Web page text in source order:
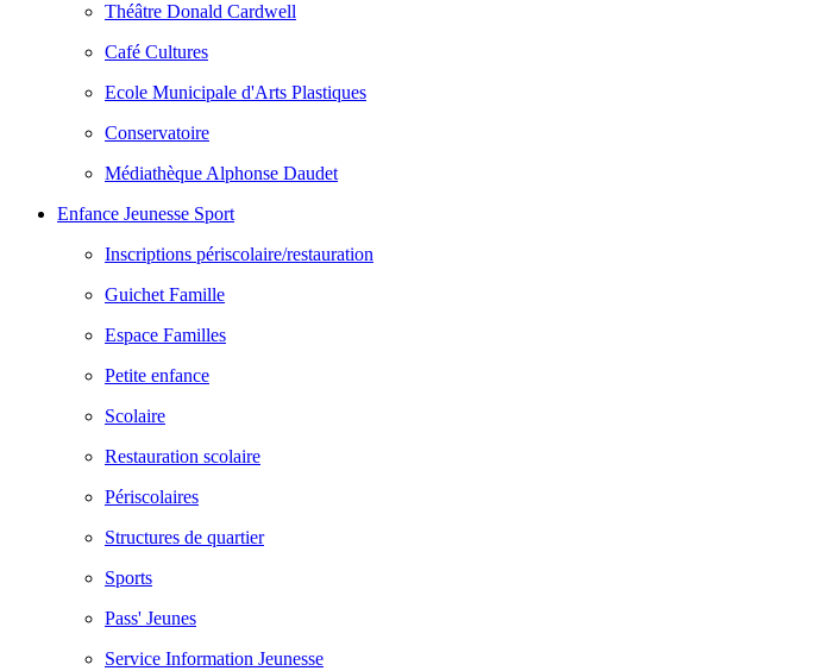
Théâtre Donald Cardwell
Café Cultures
Ecole Municipale d'Arts Plastiques
Conservatoire
Médiathèque Alphonse Daudet
Enfance Jeunesse Sport
Inscriptions périscolaire/restauration
Guichet Famille
Espace Familles
Petite enfance
Scolaire
Restauration scolaire
Périscolaires
Structures de quartier
Sports
Pass' Jeunes
Service Information Jeunesse